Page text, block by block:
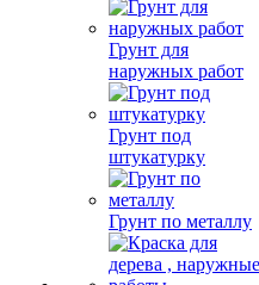
Грунт для
наружных работ
Грунт под
штукатурку
Грунт по металлу